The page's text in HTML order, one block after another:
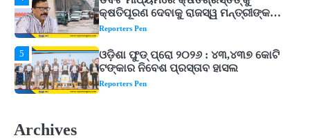
ଟଙ୍କାର ନିବେଶ ପ୍ରସ୍ତାବ ହାସଲ
Reporters Pen
1
ଘରର ବାସ୍ତୁଦୋଷ ଦୂର କରିବ ଲିଲି ଫୁଲ!
Reporters Pen
Archives